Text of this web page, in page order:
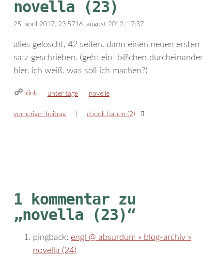
novella (23)
25. april 2017, 23:5716. august 2012, 17:37
alles gelöscht, 42 seiten. dann einen neuen ersten
satz geschrieben. (geht ein bißchen durcheinander
hier, ich weiß. was soll ich machen?)
plink kategorien
unter tage schlagwörter
novelle
vorheriger beitrag ebook bauen (2)
1 kommentar zu
„novella (23)“
pingback: engl @ absurdum » blog-archiv »
novella (24)